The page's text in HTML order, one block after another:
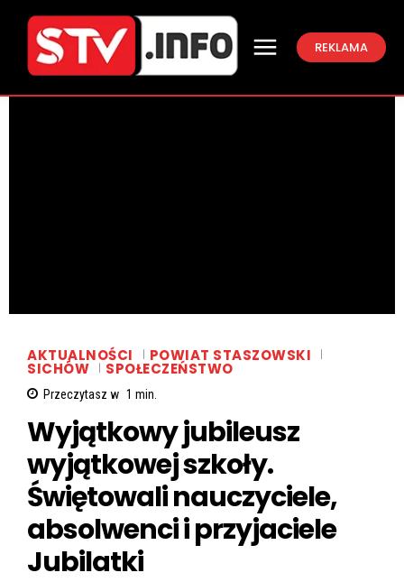
REKLAMA
AKTUALNOŚCI POWIAT STASZOWSKI
SICHÓW SPOŁECZEŃSTWO
Przeczytasz w 1 min.
Wyjątkowy jubileusz
wyjątkowej szkoły.
Świętowali nauczyciele,
absolwenci i przyjaciele
Jubilatki